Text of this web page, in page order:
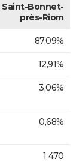
Saint-Bonnet-
près-Riom
87,09%
12,91%
3,06%
0,68%
1 470